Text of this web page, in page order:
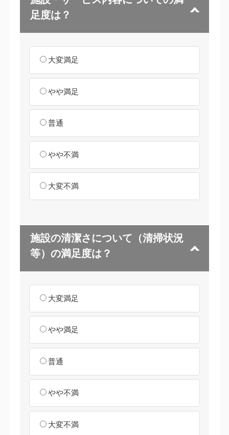
足度は？
大変満足
やや満足
普通
やや不満
大変不満
施設の清潔さについて（清掃状況
等）の満足度は？
大変満足
やや満足
普通
やや不満
大変不満